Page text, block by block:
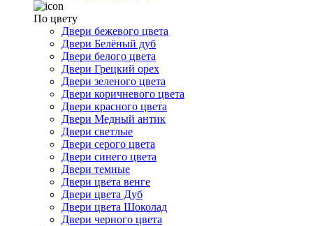
По цвету
Двери бежевого цвета
Двери Белёный дуб
Двери белого цвета
Двери Грецкий орех
Двери зеленого цвета
Двери коричневого цвета
Двери красного цвета
Двери Медный антик
Двери светлые
Двери серого цвета
Двери синего цвета
Двери темные
Двери цвета венге
Двери цвета Дуб
Двери цвета Шоколад
Двери черного цвета